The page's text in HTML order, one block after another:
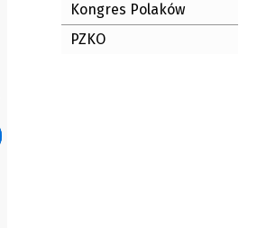
Kongres Polaków
PZKO